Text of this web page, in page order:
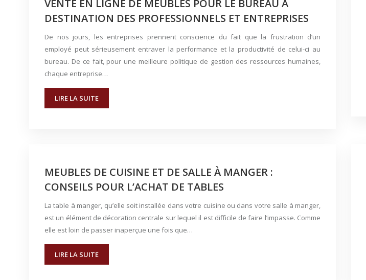
VENTE EN LIGNE DE MEUBLES POUR LE BUREAU À
DESTINATION DES PROFESSIONNELS ET ENTREPRISES
De nos jours, les entreprises prennent conscience du fait que la frustration d’un
employé peut sérieusement entraver la performance et la productivité de celui-ci au
bureau. De ce fait, pour une meilleure politique de gestion des ressources humaines,
chaque entreprise…
LIRE LA SUITE
MEUBLES DE CUISINE ET DE SALLE À MANGER :
CONSEILS POUR L’ACHAT DE TABLES
La table à manger, qu’elle soit installée dans votre cuisine ou dans votre salle à manger,
est un élément de décoration centrale sur lequel il est difficile de faire l’impasse. Comme
elle est loin de passer inaperçue une fois que…
LIRE LA SUITE